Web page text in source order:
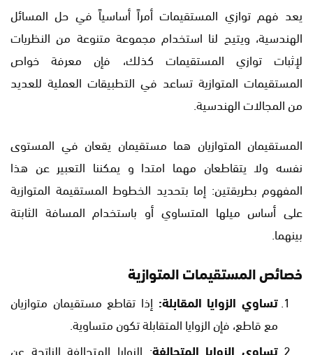
يعد فهم توازي المستقيمات أمراً أساسياً في حل المسائل
الهندسية، ويتيح لنا استخدام مجموعة متنوعة من النظريات
لإثبات توازي المستقيمات كذلك، فإن معرفة خواص
المستقيمات المتوازية تساعد في التطبيقات العملية للعديد
من المجالات الهندسية.
المستقيمان المتوازيان هما مستقيمان يقعان في المستوى
نفسه ولا يتقاطعان مهما امتدا و يمكننا التعبير عن هذا
المفهوم بطريقتين: إما بتحديد الخطوط المستقيمة المتوازية
على أساس ميلها المتساوي أو باستخدام المسافة الثابتة
بينهما.
خصائص المستقيمات المتوازية
تساوي الزوايا المقابلة: إذا تقاطع مستقيمان متوازيان
مع قاطع، فإن الزوايا المتقابلة تكون متساوية.
تساوي الزوايا المتحالفة: الزوايا المتحالفة الناتجة عن